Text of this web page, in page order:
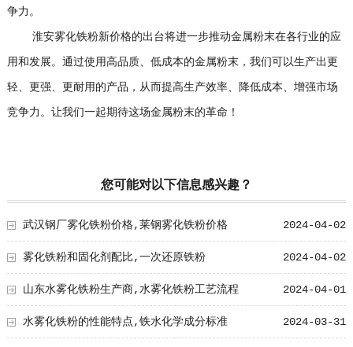
争力。
淮安雾化铁粉新价格的出台将进一步推动金属粉末在各行业的应
用和发展。通过使用高品质、低成本的金属粉末，我们可以生产出更
轻、更强、更耐用的产品，从而提高生产效率、降低成本、增强市场
竞争力。让我们一起期待这场金属粉末的革命！
您可能对以下信息感兴趣？
2024-04-02
武汉钢厂雾化铁粉价格,莱钢雾化铁粉价格
2024-04-02
雾化铁粉和固化剂配比,一次还原铁粉
2024-04-01
山东水雾化铁粉生产商,水雾化铁粉工艺流程
2024-03-31
水雾化铁粉的性能特点,铁水化学成分标准